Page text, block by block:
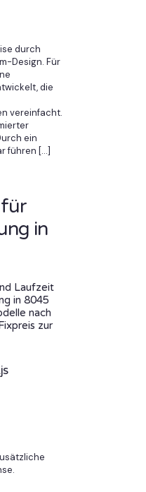
durch
Design. Für
die
vereinfacht.
ein
führen […]
in
Laufzeit
in 8045
nach
zur